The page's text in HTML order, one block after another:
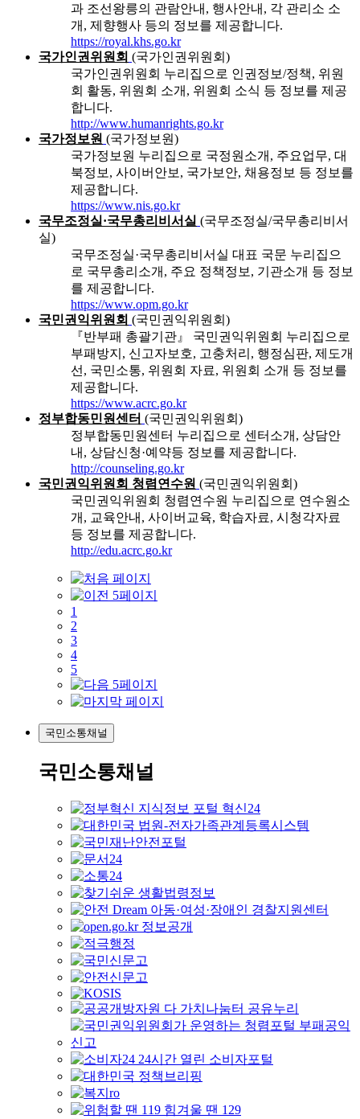
과 조선왕릉의 관람안내, 행사안내, 각 관리소 소
개, 제향행사 등의 정보를 제공합니다.
https://royal.khs.go.kr
국가인권위원회 (국가인권위원회)
국가인권위원회 누리집으로 인권정보/정책, 위원
회 활동, 위원회 소개, 위원회 소식 등 정보를 제공
합니다.
http://www.humanrights.go.kr
국가정보원 (국가정보원)
국가정보원 누리집으로 국정원소개, 주요업무, 대
북정보, 사이버안보, 국가보안, 채용정보 등 정보를
제공합니다.
https://www.nis.go.kr
국무조정실·국무총리비서실 (국무조정실/국무총리비서
실)
국무조정실·국무총리비서실 대표 국문 누리집으
로 국무총리소개, 주요 정책정보, 기관소개 등 정보
를 제공합니다.
https://www.opm.go.kr
국민권익위원회 (국민권익위원회)
『반부패 총괄기관』 국민권익위원회 누리집으로
부패방지, 신고자보호, 고충처리, 행정심판, 제도개
선, 국민소통, 위원회 자료, 위원회 소개 등 정보를
제공합니다.
https://www.acrc.go.kr
정부합동민원센터 (국민권익위원회)
정부합동민원센터 누리집으로 센터소개, 상담안
내, 상담신청·예약등 정보를 제공합니다.
http://counseling.go.kr
국민권익위원회 청렴연수원 (국민권익위원회)
국민권익위원회 청렴연수원 누리집으로 연수원소
개, 교육안내, 사이버교육, 학습자료, 시청각자료
등 정보를 제공합니다.
http://edu.acrc.go.kr
1
2
3
4
5
국민소통채널
국민소통채널